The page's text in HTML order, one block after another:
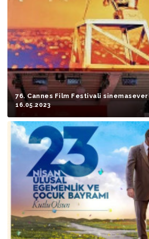
76. Cannes Film Festivali
16.05.2023